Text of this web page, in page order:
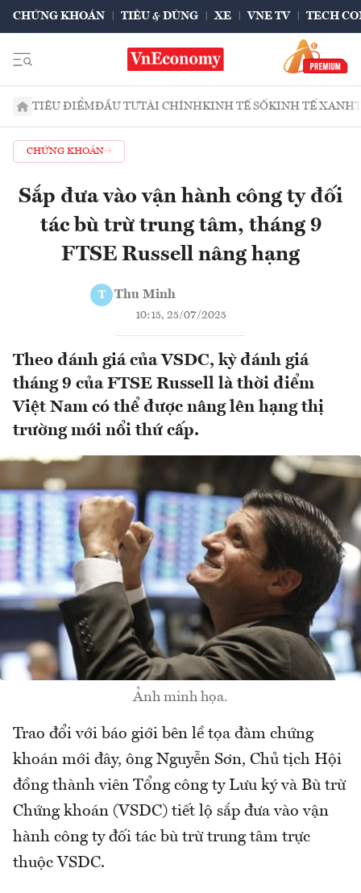
CHỨNG KHOÁN TIÊU & DÙNG XE VNE TV TECH
TIÊU ĐIỂMĐẦU TƯTÀI CHÍNHKINH TẾ SỐKINH TẾ XANH
CHỨNG KHOÁN
Sắp đưa vào vận hành công ty đối
tác bù trừ trung tâm, tháng 9
FTSE Russell nâng hạng
T Thu Minh
10:15, 25/07/2025
Theo đánh giá của VSDC, kỳ đánh giá
tháng 9 của FTSE Russell là thời điểm
Việt Nam có thể được nâng lên hạng thị
trường mới nổi thứ cấp.
Ảnh minh họa.
Trao đổi với báo giới bên lề tọa đàm chứng
khoán mới đây, ông Nguyễn Sơn, Chủ tịch Hội
đồng thành viên Tổng công ty Lưu ký và Bù trừ
Chứng khoán (VSDC) tiết lộ sắp đưa vào vận
hành công ty đối tác bù trừ trung tâm trực
thuộc VSDC.